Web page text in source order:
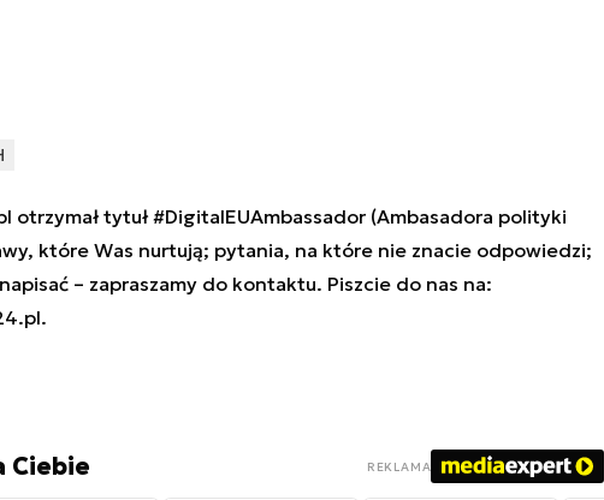
otrzymał tytuł #DigitalEUAmbassador (Ambasadora polityki
które Was nurtują; pytania, na które nie znacie odpowiedzi;
– zapraszamy do kontaktu. Piszcie do nas na:
.
Ciebie REKLAMA